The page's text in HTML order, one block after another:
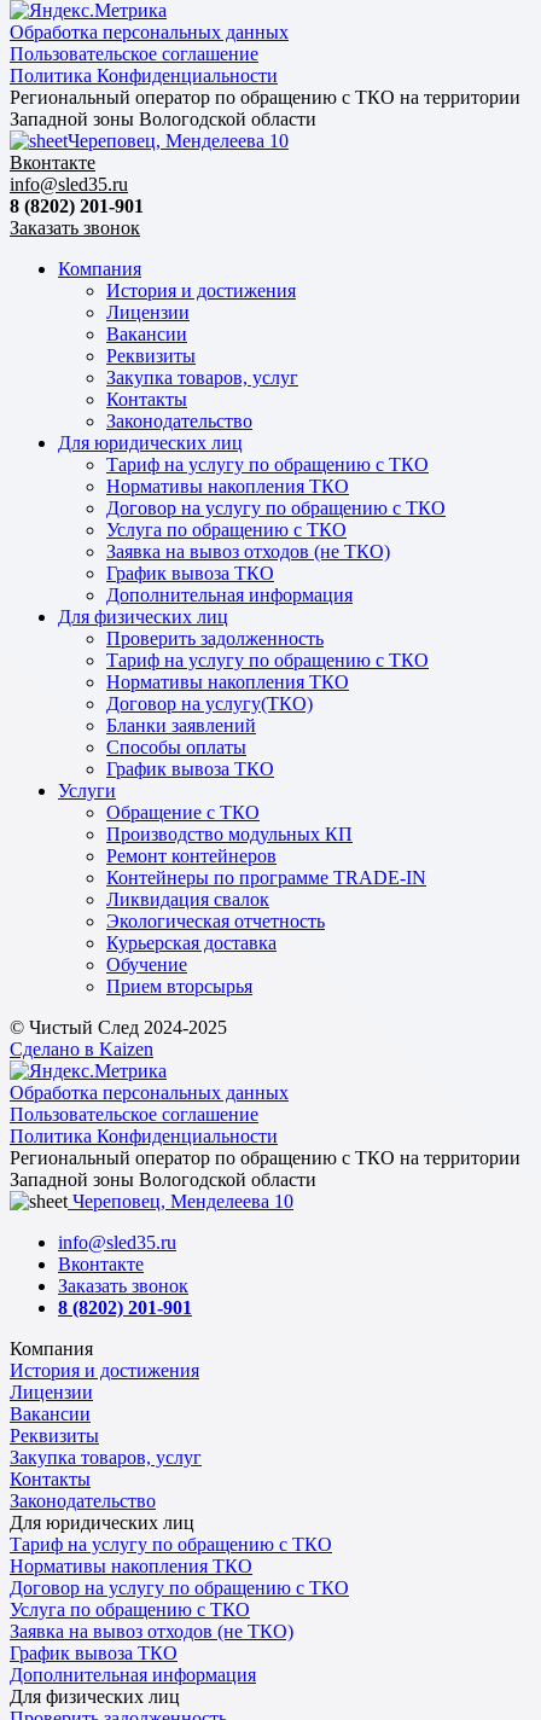
Обработка персональных данных
Пользовательское соглашение
Политика Конфиденциальности
Региональный оператор по обращению с ТКО на территории
Западной зоны Вологодской области
Череповец, Менделеева 10
Вконтакте
info@sled35.ru
8 (8202) 201-901
Заказать звонок
Компания
История и достижения
Лицензии
Вакансии
Реквизиты
Закупка товаров, услуг
Контакты
Законодательство
Для юридических лиц
Тариф на услугу по обращению с ТКО
Нормативы накопления ТКО
Договор на услугу по обращению с ТКО
Услуга по обращению с ТКО
Заявка на вывоз отходов (не ТКО)
График вывоза ТКО
Дополнительная информация
Для физических лиц
Проверить задолженность
Тариф на услугу по обращению с ТКО
Нормативы накопления ТКО
Договор на услугу(ТКО)
Бланки заявлений
Способы оплаты
График вывоза ТКО
Услуги
Обращение с ТКО
Производство модульных КП
Ремонт контейнеров
Контейнеры по программе TRADE-IN
Ликвидация свалок
Экологическая отчетность
Курьерская доставка
Обучение
Прием вторсырья
© Чистый След 2024-2025
Сделано в Kaizen
Обработка персональных данных
Пользовательское соглашение
Политика Конфиденциальности
Региональный оператор по обращению с ТКО на территории
Западной зоны Вологодской области
Череповец, Менделеева 10
info@sled35.ru
Вконтакте
Заказать звонок
8 (8202) 201-901
Компания
История и достижения
Лицензии
Вакансии
Реквизиты
Закупка товаров, услуг
Контакты
Законодательство
Для юридических лиц
Тариф на услугу по обращению с ТКО
Нормативы накопления ТКО
Договор на услугу по обращению с ТКО
Услуга по обращению с ТКО
Заявка на вывоз отходов (не ТКО)
График вывоза ТКО
Дополнительная информация
Для физических лиц